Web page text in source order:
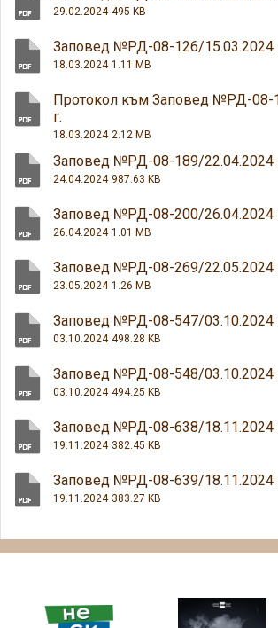
29.02.2024 495 KB
Заповед №РД-08-126/15.03.2024
18.03.2024 1.11 MB
Протокол към Заповед №РД-08-
г.
18.03.2024 2.12 MB
Заповед №РД-08-189/22.04.2024
24.04.2024 987.63 KB
Заповед №РД-08-200/26.04.2024
26.04.2024 1.01 MB
Заповед №РД-08-269/22.05.2024
23.05.2024 1.26 MB
Заповед №РД-08-547/03.10.2024
03.10.2024 498.28 KB
Заповед №РД-08-548/03.10.2024
03.10.2024 494.25 KB
Заповед №РД-08-638/18.11.2024
19.11.2024 382.45 KB
Заповед №РД-08-639/18.11.2024
19.11.2024 383.27 KB